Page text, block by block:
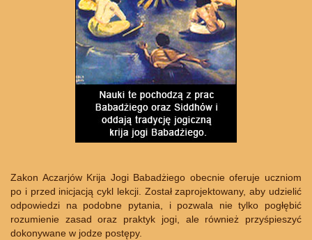
Zakon Aczarjów Krija Jogi Babadżiego obecnie oferuje uczniom
po i przed inicjacją cykl lekcji. Został zaprojektowany, aby udzielić
odpowiedzi na podobne pytania, i pozwala nie tylko pogłębić
rozumienie zasad oraz praktyk jogi, ale również przyśpieszyć
dokonywane w jodze postępy.